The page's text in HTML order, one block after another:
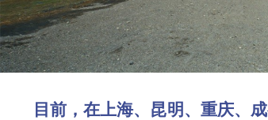
目前，在上海、昆明、重庆、成